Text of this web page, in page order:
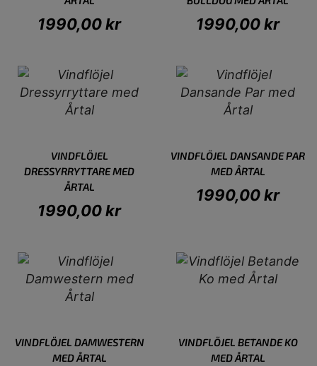
1990,00kr 1990,00kr
VINDFLÖJEL
DRESSYRRYTTARE MED
ÅRTAL
1990,00kr
VINDFLÖJEL DANSANDE PAR
MED ÅRTAL
1990,00kr
VINDFLÖJEL DAMWESTERN
MED ÅRTAL
VINDFLÖJEL BETANDE KO
MED ÅRTAL